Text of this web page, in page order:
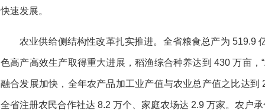
快速发展。
农业供给侧结构性改革扎实推进。全省粮食总产为 519.9
色高产高效生产取得重大进展，稻渔综合种养达到 430 万亩，
融合发展加快，全年农产品加工业产值与农业总产值之比达到
全省注册农民合作社达 8.2 万个、家庭农场达 2.9 万家。农户